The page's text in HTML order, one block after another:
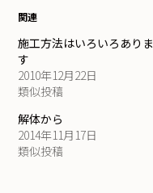
関連
施工方法はいろいろありま
す
2010年12月22日
類似投稿
解体から
2014年11月17日
類似投稿